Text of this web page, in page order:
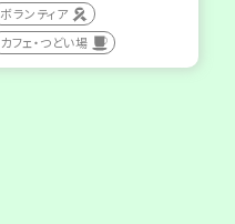
ボランティア
カフェ・つどい場